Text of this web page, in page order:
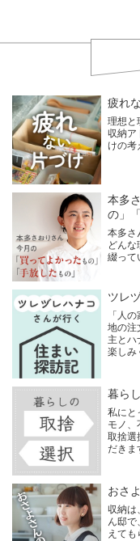
疲れ
理想と
収納ア
けの考
本多
の」
本多さ
どん
綴って
ツレ
「人
地の注
主とハ
楽しみ
暮ら
私にと
モノ、
取捨選
だきま
おさ
収納は
ん邸で
えても